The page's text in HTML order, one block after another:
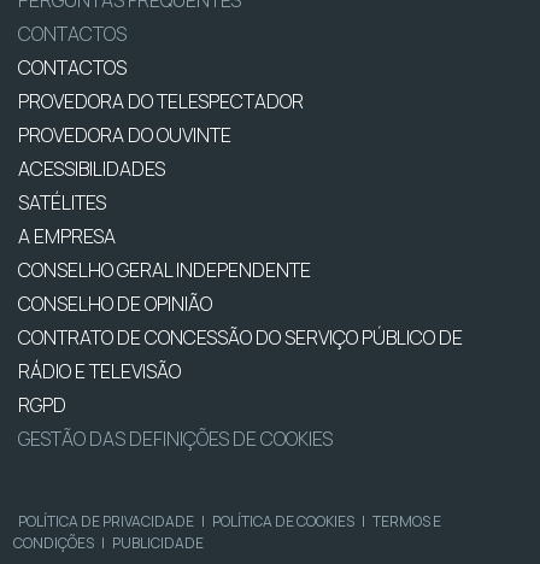
CONTACTOS
CONTACTOS
PROVEDORA DO TELESPECTADOR
PROVEDORA DO OUVINTE
ACESSIBILIDADES
SATÉLITES
A EMPRESA
CONSELHO GERAL INDEPENDENTE
CONSELHO DE OPINIÃO
CONTRATO DE CONCESSÃO DO SERVIÇO PÚBLICO DE
RÁDIO E TELEVISÃO
RGPD
GESTÃO DAS DEFINIÇÕES DE COOKIES
POLÍTICA DE PRIVACIDADE | POLÍTICA DE COOKIES | TERMOS E
CONDIÇÕES | PUBLICIDADE